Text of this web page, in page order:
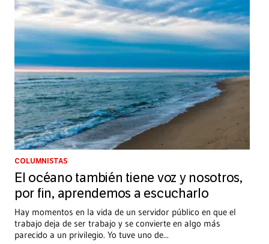
COLUMNISTAS
El océano también tiene voz y nosotros,
por fin, aprendemos a escucharlo
Hay momentos en la vida de un servidor público en que el
trabajo deja de ser trabajo y se convierte en algo más
parecido a un privilegio. Yo tuve uno de...